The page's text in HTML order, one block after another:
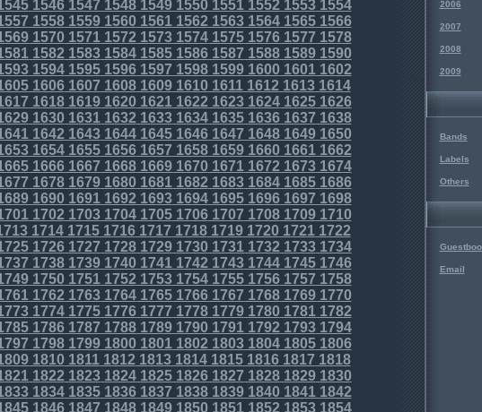
15461547 15481549155015511552 15531554
15581559156015611562 1563156415651566
157015711572 15731574157515761577 1578
1582 15831584158515861587 158815891590
1594159515961597 15981599160016011602
16061607 16081609161016111612 16131614
16181619162016211622 1623162416251626
163016311632 16331634163516361637 1638
1642 16431644164516461647 164816491650
1654165516561657 16581659166016611662
16661667 16681669167016711672 16731674
16781679168016811682 1683168416851686
169016911692 16931694169516961697 1698
1702 17031704170517061707 170817091710
1714171517161717 17181719172017211722
17261727 17281729173017311732 17331734
17381739174017411742 1743174417451746
175017511752 17531754175517561757 1758
1762 17631764176517661767 176817691770
1774177517761777 17781779178017811782
17861787 17881789179017911792 17931794
17981799180018011802 1803180418051806
181018111812 18131814181518161817 1818
1822 18231824182518261827 182818291830
1834183518361837 18381839184018411842
18461847 18481849185018511852 18531854
2006
2007
2008
2009
Bands
Labels
Others
Email